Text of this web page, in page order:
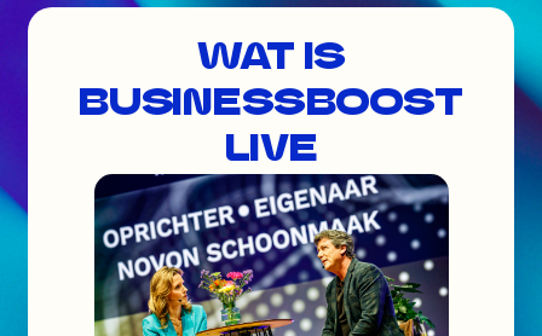
WAT IS
BUSINESSBOOST
LIVE